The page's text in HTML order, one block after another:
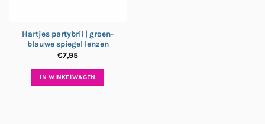
Hartjes partybril | groen-
blauwe spiegel lenzen
€7,95
IN WINKELWAGEN